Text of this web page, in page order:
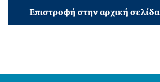
Επιστροφή στην αρχική σελίδα